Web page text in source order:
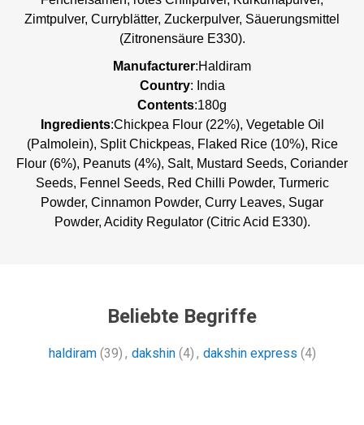
Zimtpulver, Curryblätter, Zuckerpulver, Säuerungsmittel
(Zitronensäure E330).
Manufacturer:Haldiram
Country: India
Contents:180g
Ingredients:Chickpea Flour (22%), Vegetable Oil
(Palmolein), Split Chickpeas, Flaked Rice (10%), Rice
Flour (6%), Peanuts (4%), Salt, Mustard Seeds, Coriander
Seeds, Fennel Seeds, Red Chilli Powder, Turmeric
Powder, Cinnamon Powder, Curry Leaves, Sugar
Powder, Acidity Regulator (Citric Acid E330).
Beliebte Begriffe
haldiram (39) , dakshin (4) , dakshin express (4)